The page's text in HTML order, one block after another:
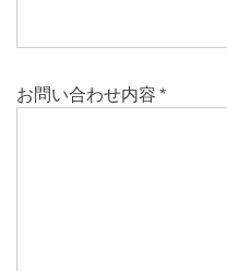
お問い合わせ内容*